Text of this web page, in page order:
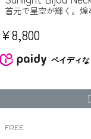
首元で星空が輝く。煌
¥8,800
ペイディな
[
FREE